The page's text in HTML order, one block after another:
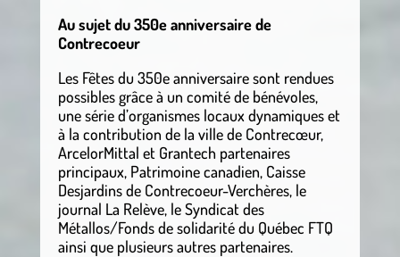
Au sujet du 350e anniversaire de
Contrecoeur
Les Fêtes du 350e anniversaire sont rendues
possibles grâce à un comité de bénévoles,
une série d’organismes locaux dynamiques et
à la contribution de la ville de Contrecœur,
ArcelorMittal et Grantech partenaires
principaux, Patrimoine canadien, Caisse
Desjardins de Contrecoeur-Verchères, le
journal La Relève, le Syndicat des
Métallos/Fonds de solidarité du Québec FTQ
ainsi que plusieurs autres partenaires.